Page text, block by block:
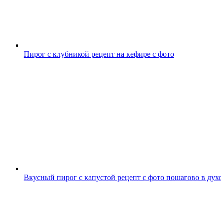
Пирог с клубникой рецепт на кефире с фото
Вкусный пирог с капустой рецепт с фото пошагово в